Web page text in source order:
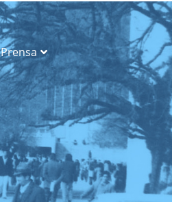
Prensa